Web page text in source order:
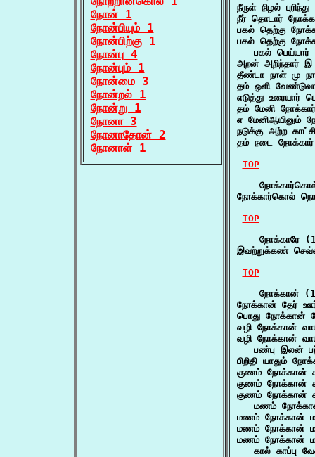
நோன் 1
நோன்பியும் 1
நோன்பிற்கு 1
நோன்பு 4
நோன்பும் 1
நோன்மை 3
நோன்றல் 1
நோன்று 1
நோனா 3
நோனாதோன் 2
நோனாள் 1
நீருள் நிழல்
நீர் தொடார்
பகல் தெற்கு
பகல் தெற்கு
பகல் பெய்யார்
அறன் அறிந்தார்
தீண்டா நாள் மு
தம் ஒளி
எடுத்து
தம் மேனி
எ மேனிஆயினும்
நடுக்கு அற்ற
தம் நடை
TOP
நோக்கார்கொல்
TOP
நோக்காரே
இவற்றுக்கண்
TOP
நோக்கான்
நோக்கான் தேர்
பொது நோக்கான்
வழி நோக்கான்
வழி நோக்கான்
பண்பு இலன்
பிறிதி யாதும்
குணம் நோக்கான்
குணம் நோக்கான்
குணம் நோக்கான்
மணம்
மணம் நோக்கான்
மணம் நோக்கான்
மணம் நோக்கான்
கால் காப்பு